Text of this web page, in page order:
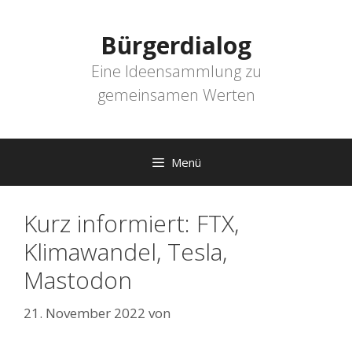
Bürgerdialog
Eine Ideensammlung zu
gemeinsamen Werten
Menü
Kurz informiert: FTX,
Klimawandel, Tesla,
Mastodon
21. November 2022 von